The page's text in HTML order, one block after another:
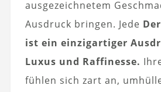
ausgezeichnetem
Ausdruck bringen. Jede
ist ein einzigartiger
Luxus und Raffinesse.
fühlen sich zart an,